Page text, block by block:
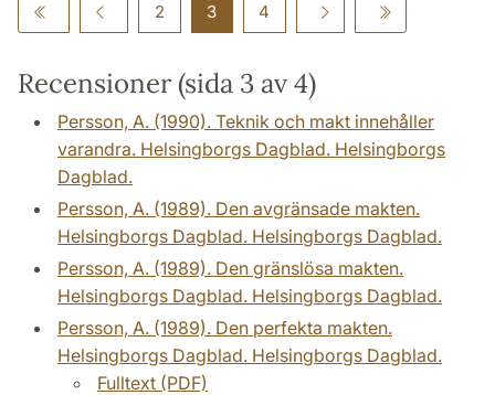
2 3 4
Recensioner (sida 3 av 4)
Persson, A. (1990). Teknik och makt innehåller
varandra. Helsingborgs Dagblad. Helsingborgs
Dagblad.
Persson, A. (1989). Den avgränsade makten.
Helsingborgs Dagblad. Helsingborgs Dagblad.
Persson, A. (1989). Den gränslösa makten.
Helsingborgs Dagblad. Helsingborgs Dagblad.
Persson, A. (1989). Den perfekta makten.
Helsingborgs Dagblad. Helsingborgs Dagblad.
Fulltext (PDF)